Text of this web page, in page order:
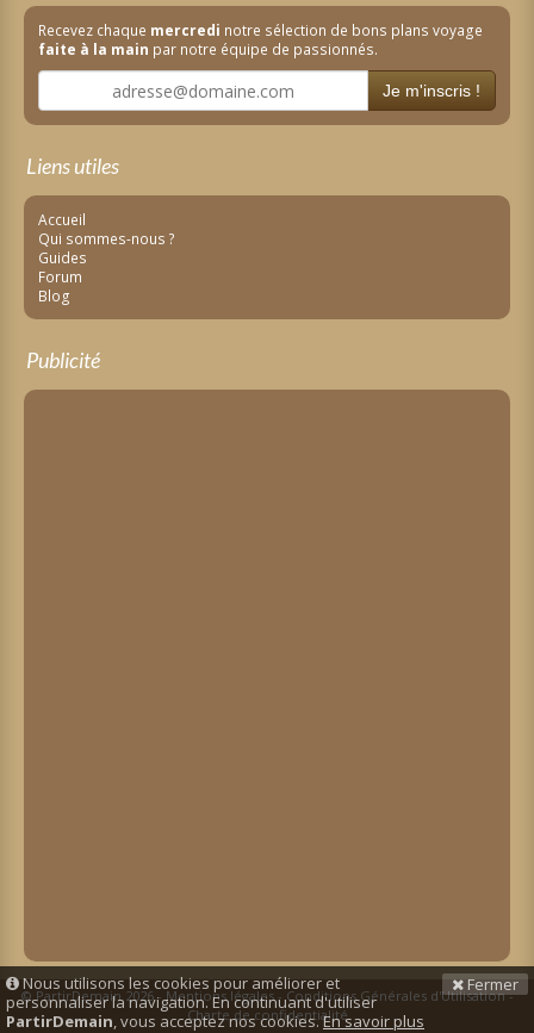
Fermer
Nous utilisons les cookies pour améliorer et
personnaliser la navigation. En continuant d'utiliser
PartirDemain, vous acceptez nos cookies.En savoir plus
Recevez chaque mercredi notre sélection de bons plans voyage
faite à la main par notre équipe de passionnés.
Je m'inscris !
Liens utiles
Accueil
Qui sommes-nous ?
Guides
Forum
Blog
Publicité
© PartirDemain 2026 -Mentions légales-Conditions Générales d'Utilisation-
Charte de confidentialité